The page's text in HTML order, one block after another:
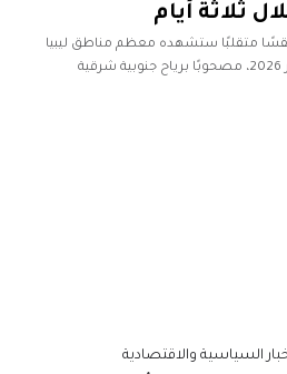
ثلاثة أيام
طقسًا متقلبًا ستشهده معظم مناطق ليبيا
ابتداءً من اليوم الاثنين 19 يناير 2026، مصحوبًا برياح جنوبية شرقية
الشرقي والجنوب
السياسية والاقتصادية